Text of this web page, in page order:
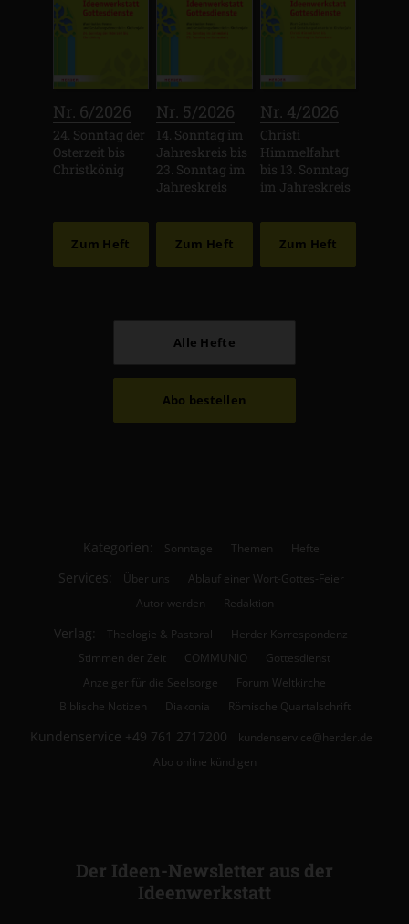
Nr. 6/2026
24. Sonntag der
Osterzeit bis
Christkönig
Zum Heft
Nr. 5/2026
14. Sonntag im
Jahreskreis bis
23. Sonntag im
Jahreskreis
Zum Heft
Nr. 4/2026
Christi
Himmelfahrt
bis 13. Sonntag
im Jahreskreis
Zum Heft
Alle Hefte
Abo bestellen
Kategorien: Sonntage Themen Hefte
Services: Über uns
Ablauf einer Wort-Gottes-Feier
Autor werden
Redaktion
Verlag: Theologie & Pastoral
Herder Korrespondenz
Stimmen der Zeit
COMMUNIO
Gottesdienst
Anzeiger für die Seelsorge
Forum Weltkirche
Biblische Notizen
Diakonia Römische Quartalschrift
Kundenservice +49 761 2717200
kundenservice@herder.de
Abo online kündigen
Der Ideen-Newsletter aus der
Ideenwerkstatt